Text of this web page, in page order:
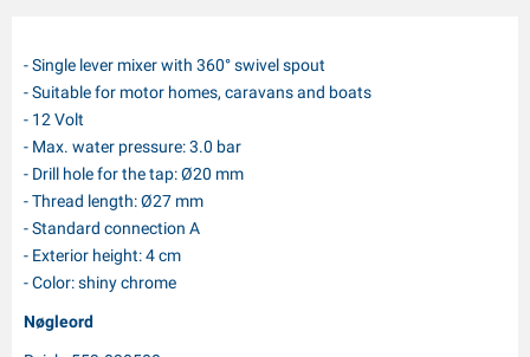
- Single lever mixer with 360° swivel spout
- Suitable for motor homes, caravans and boats
- 12 Volt
- Max. water pressure: 3.0 bar
- Drill hole for the tap: Ø20 mm
- Thread length: Ø27 mm
- Standard connection A
- Exterior height: 4 cm
- Color: shiny chrome
Nøgleord